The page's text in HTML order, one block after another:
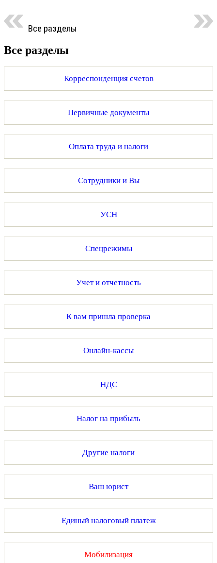
Все разделы
Все разделы
Корреспонденция счетов
Первичные документы
Оплата труда и налоги
Сотрудники и Вы
УСН
Спецрежимы
Учет и отчетность
К вам пришла проверка
Онлайн-кассы
НДС
Налог на прибыль
Другие налоги
Ваш юрист
Единый налоговый платеж
Мобилизация